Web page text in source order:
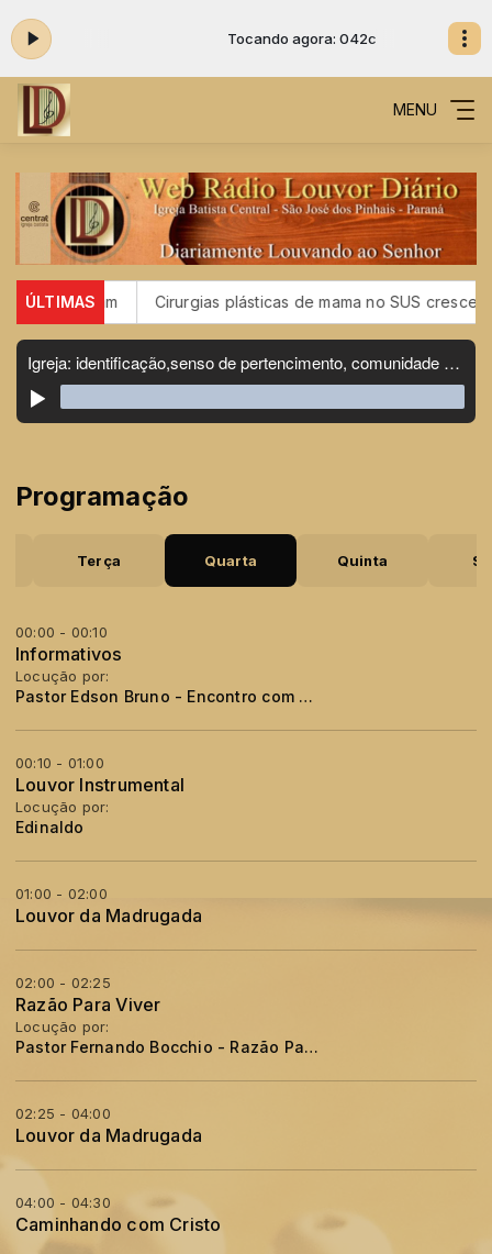
Tocando agora: 042c
MENU
ÚLTIMAS Cirurgias plásticas de mama no SUS crescem
Programação
Terça Quarta Quinta
00:00 - 00:10
Informativos
Locução por:
Pastor Edson Bruno - Encontro com a Palavra
00:10 - 01:00
Louvor Instrumental
Locução por:
Edinaldo
01:00 - 02:00
Louvor da Madrugada
02:00 - 02:25
Razão Para Viver
Locução por:
Pastor Fernando Bocchio - Razão Para Viver
02:25 - 04:00
Louvor da Madrugada
04:00 - 04:30
Caminhando com Cristo